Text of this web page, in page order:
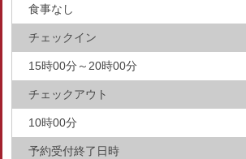
食事なし
チェックイン
15時00分～20時00分
チェックアウト
10時00分
予約受付終了日時